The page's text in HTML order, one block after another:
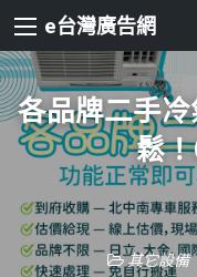
e台灣廣告網
各品牌二手
鬆
其它設備